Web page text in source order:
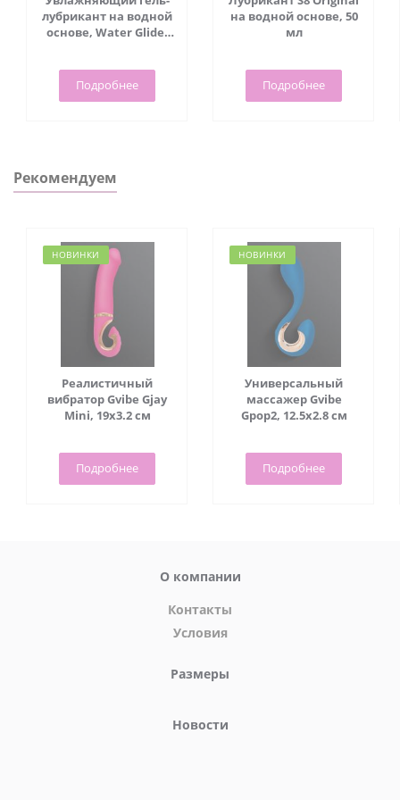
Технология wavemotion
Регулируемая интенсивность
лубрикант на водной
основе, Water Glide,
Подробнее
на водной основе, 50
мл
Подробнее
Рекомендуем
НОВИНКИ
Реалистичный
вибратор Gvibe Gjay
Mini, 19х3.2 см
Подробнее
НОВИНКИ
Универсальный
массажер Gvibe
Gpop2, 12.5х2.8 см
Подробнее
О компании
Контакты
Условия
Размеры
Новости